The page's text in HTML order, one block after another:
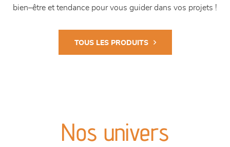
bien–être et tendance pour vous guider dans vos projets !
TOUS LES PRODUITS
Nos univers